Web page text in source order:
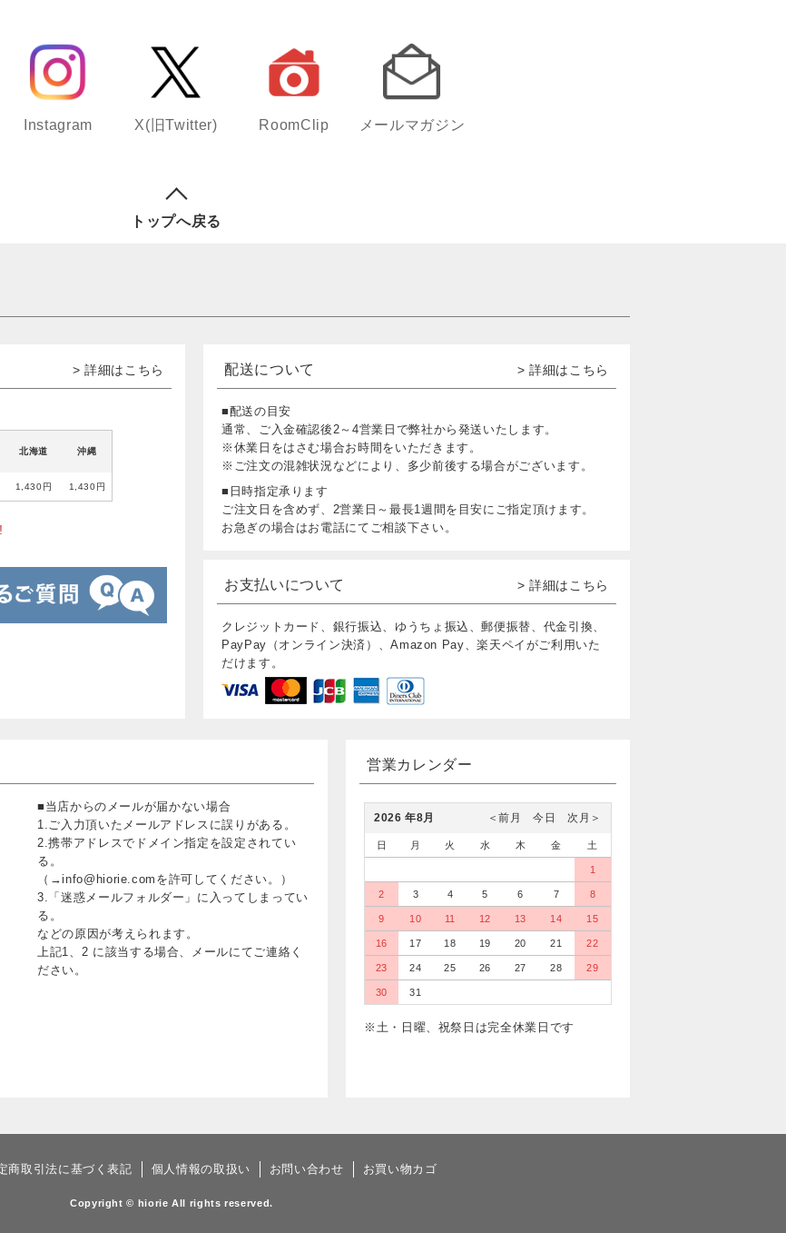
Instagram X(旧Twitter) RoomClip メールマガジン
トップへ戻る
> 詳細はこちら
北海道 沖縄
1,430円 1,430円
配送について > 詳細はこちら
■配送の目安
通常、ご入金確認後2～4営業日で弊社から発送いたします。
※休業日をはさむ場合お時間をいただきます。
※ご注文の混雑状況などにより、多少前後する場合がございます。
■日時指定承ります
ご注文日を含めず、2営業日～最長1週間を目安にご指定頂けます。
お急ぎの場合はお電話にてご相談下さい。
お支払いについて > 詳細はこちら
クレジットカード、銀行振込、ゆうちょ振込、郵便振替、代金引換、
PayPay（オンライン決済）、Amazon Pay、楽天ペイがご利用いた
だけます。
■当店からのメールが届かない場合
1.ご入力頂いたメールアドレスに誤りがある。
2.携帯アドレスでドメイン指定を設定されてい
る。
（→info@hiorie.comを許可してください。）
3.「迷惑メールフォルダー」に入ってしまってい
る。
などの原因が考えられます。
上記1、2 に該当する場合、メールにてご連絡く
ださい。
営業カレンダー
※土・日曜、祝祭日は完全休業日です
2026 年8月 次月＞
今日
＜前月
日 月 火 水 木 金 土
1
2 3 4 5 6 7 8
9 10 11 12 13 14 15
16 17 18 19 20 21 22
23 24 25 26 27 28 29
30 31
商取引法に基づく表記 個人情報の取扱い お問い合わせ お買い物カゴ
Copyright © hiorie All rights reserved.